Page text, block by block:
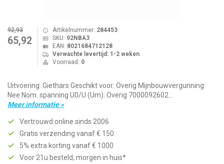
92,93
65,92
Artikelnummer: 284453
SKU: 92NBA3
EAN: 8021684712128
Verwachte levertijd: 1-2 weken
Voorraad: 0
Uitvoering: Giethars Geschikt voor: Overig Mijnbouwvergunning:
Nee Nom. spanning U0/U (Um): Overig 7000092602...
Meer informatie »
Vertrouwd online sinds 2006
Gratis verzending vanaf € 150
5% extra korting vanaf € 1000
Voor 21u besteld, morgen in huis*